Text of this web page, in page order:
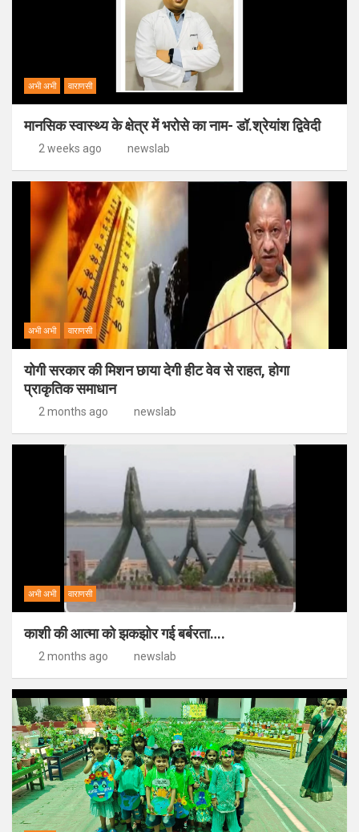
अभी अभी वाराणसी
मानसिक स्वास्थ्य के क्षेत्र में भरोसे का नाम- डॉ.श्रेयांश द्विवेदी
2 weeks ago newslab
अभी अभी वाराणसी
योगी सरकार की मिशन छाया देगी हीट वेव से राहत, होगा
प्राकृतिक समाधान
2 months ago newslab
अभी अभी वाराणसी
काशी की आत्मा को झकझोर गई बर्बरता….
2 months ago newslab